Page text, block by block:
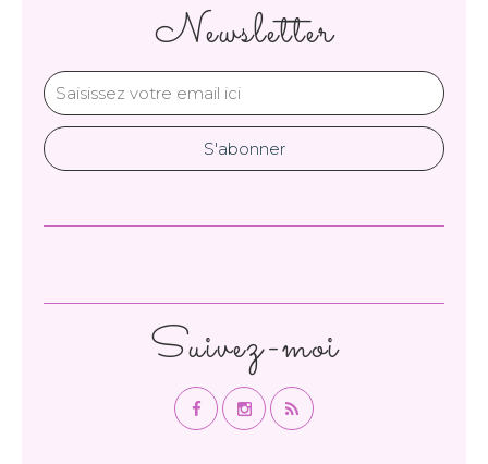
Newsletter
Suivez-moi